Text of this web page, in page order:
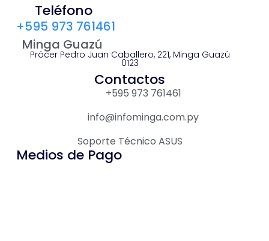
Teléfono
+595 973 761461
Minga Guazú
Prócer Pedro Juan Caballero, 221, Minga Guazú
0123
Contactos
+595 973 761461
info@infominga.com.py
Soporte Técnico ASUS
Medios de Pago